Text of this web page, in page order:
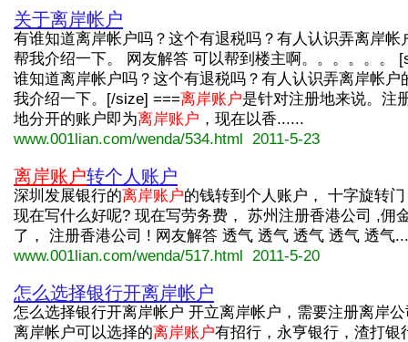
关于离岸帐户
有谁知道离岸帐户吗？这个有退税吗？有人认识弄离岸帐
帮我介绍一下。 网友解答 可以帮到楼主啊。。。。。。
谁知道离岸帐户吗？这个有退税吗？有人认识弄离岸帐户
我介绍一下。[/size] ===离岸账户是针对注册地来说。注
地分开的账户即为离岸账户 ，现在以香......
www.001lian.com/wenda/534.html 2011-5-23
离岸账户转个人账户
深圳发展银行的离岸账户的钱转到个人账户， 十字旋转
现在写什么好呢? 现在写劳务费， 苏州注册香港公司 ,佣
了， 注册香港公司 ! 网友解答 透气 透气 透气 透气 透气
www.001lian.com/wenda/517.html 2011-5-20
怎么选择银行开离岸帐户
怎么选择银行开离岸帐户 开立离岸帐户，需要注册离岸
离岸帐户可以选择的离岸账户有招行，永亨银行，渣打银